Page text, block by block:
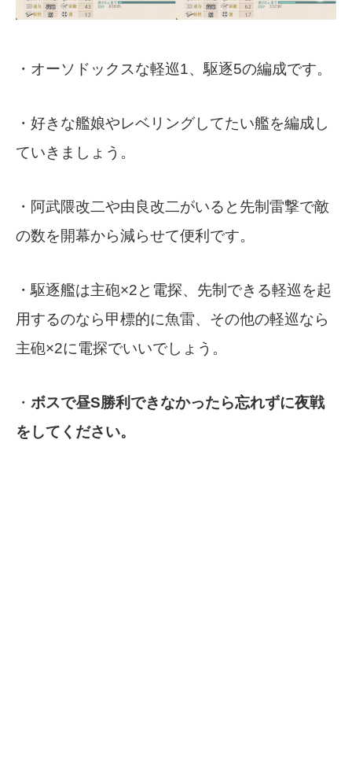
・オーソドックスな軽巡1、駆逐5の編成です。
・好きな艦娘やレベリングしてたい艦を編成し
ていきましょう。
・阿武隈改二や由良改二がいると先制雷撃で敵
の数を開幕から減らせて便利です。
・駆逐艦は主砲×2と電探、先制できる軽巡を起
用するのなら甲標的に魚雷、その他の軽巡なら
主砲×2に電探でいいでしょう。
・ ボスで昼S勝利できなかったら忘れずに夜戦
をしてください。